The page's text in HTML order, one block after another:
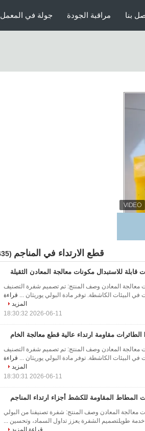
جولة في المعمل مراقبة الجودة بنا
قطع الارتداء في المناجم (635)
للاستبدال مكونات معالجة المعادن الثقيلة
معالجة المعادن وصف المنتج: تم تصميم شفرة التصنيف
في البيئات الكاشطة. توفر مادة البولي يوريثان ... قراءة
المزيد
2026-06-11 18:30:32
معالجة المعادن وصف المنتج: تم تصميم شفرة التصنيف
في البيئات الكاشطة. توفر مادة البولي يوريثان ... قراءة
المزيد
2026-06-11 18:30:31
المقاومة للكشط أجزاء ارتداء المناجم
معالجة المعادن وصف المنتج: شفرة تصنيفنا من البولي
خدمة طويلتصميم الشفرة يعزز تداول السماد، وتحسين ...
قراءة المزيد